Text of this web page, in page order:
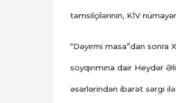
təmsilçilərinin, KİV
“Dəyirmi masa”dan sonra
soyqırımına dair Heydər
əsərlərindən ibarət sərgi ilə